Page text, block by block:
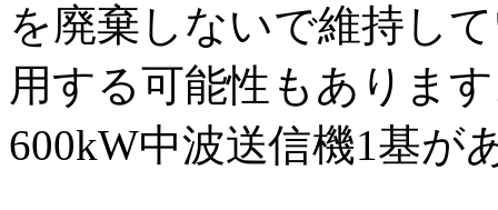
を廃棄しないで維持し
用する可能性もありま
600kW中波送信機1基が